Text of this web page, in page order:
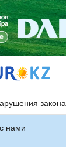
закона
нами